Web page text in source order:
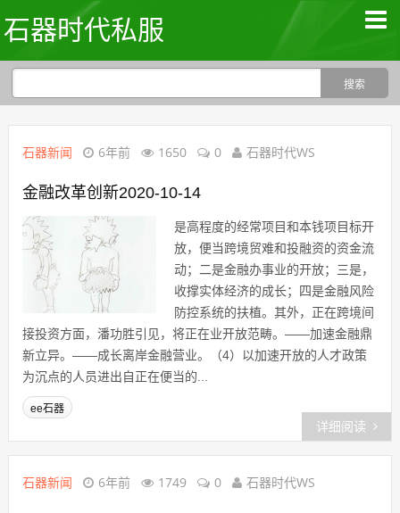
石器时代私服
石器新闻 6年前 1650 0 石器时代WS
金融改革创新2020-10-14
是高程度的经常项目和本钱项目标开
放，便当跨境贸难和投融资的资金流
动；二是金融办事业的开放；三是，
收撑实体经济的成长；四是金融风险
防控系统的扶植。其外，正在跨境间
接投资方面，潘功胜引见，将正在业开放范畴。——加速金融鼎
新立异。——成长离岸金融营业。（4）以加速开放的人才政策
为沉点的人员进出自正在便当的...
ee石器
详细阅读
石器新闻 6年前 1749 0 石器时代WS